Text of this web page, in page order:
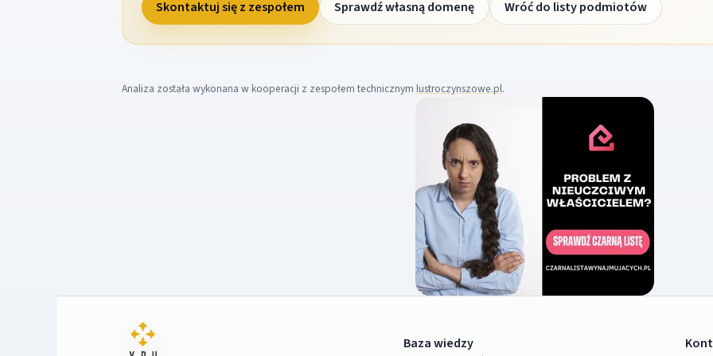
Skontaktuj się z zespołem Sprawdź własną domenę Wróć do listy podmiotów
Analiza została wykonana w kooperacji z zespołem technicznym lustroczynszowe.pl.
Baza wiedzy